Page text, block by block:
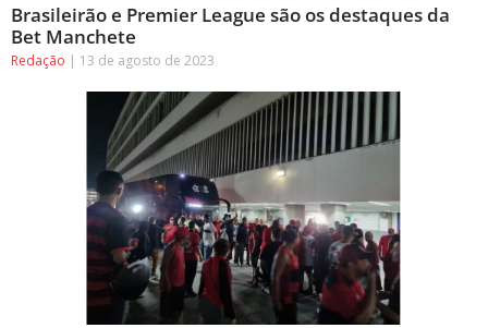
Brasileirão e Premier League são os destaques da
Bet Manchete
Redação 13 de agosto de 2023